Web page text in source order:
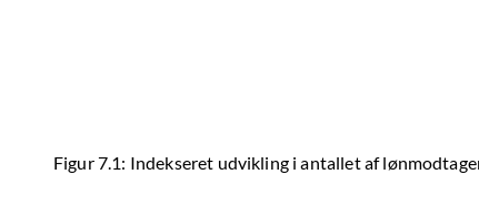
Figur 7.1: Indekseret udvikling i antallet af